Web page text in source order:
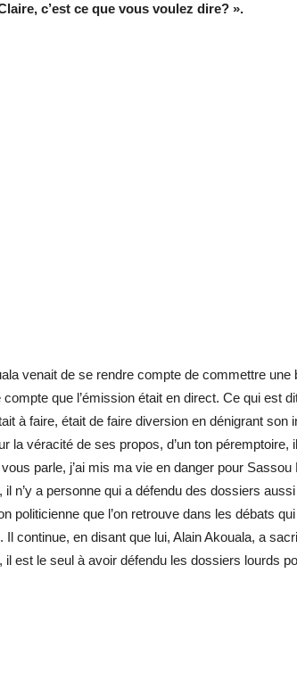
c’est ce que vous voulez dire? ».
venait de se rendre compte de commettre
compte que l’émission était en direct. Ce qui est
à faire, était de faire diversion en dénigrant
la véracité de ses propos, d’un ton
parle, j’ai mis ma vie en danger pour
il n’y a personne qui a défendu des dossiers
politicienne que l’on retrouve dans les débats
Il continue, en disant que lui, Alain Akouala, a
il est le seul à avoir défendu les dossiers lourds